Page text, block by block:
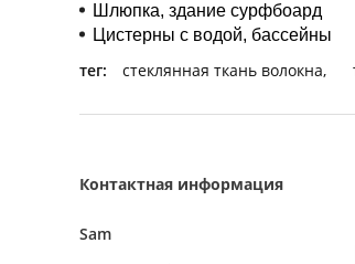
Шлюпка, здание сурфбоард
Цистерны с водой, бассейны
тег: стеклянная ткань волокна,
Контактная информация
Sam